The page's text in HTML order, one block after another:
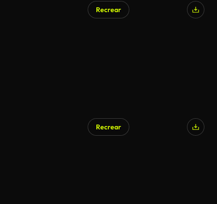
Recrear
Recrear